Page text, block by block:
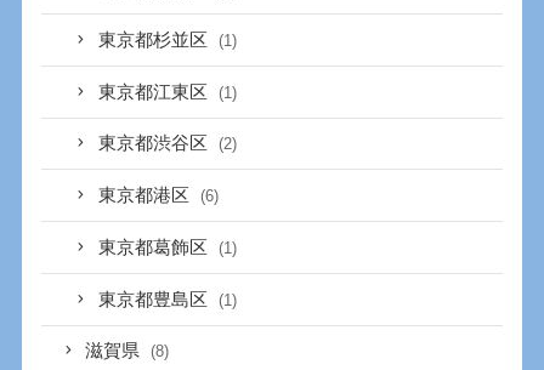
東京都杉並区 (1)
東京都江東区 (1)
東京都渋谷区 (2)
東京都港区 (6)
東京都葛飾区 (1)
東京都豊島区 (1)
滋賀県 (8)